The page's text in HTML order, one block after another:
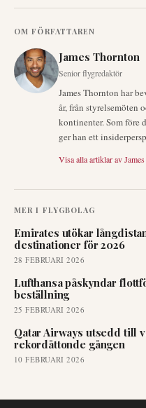
OM FÖRFATTAREN
James Thornton
Senior flygredaktör
James Thornton har
år, från styrelsemöten
kontinenter. Som före
ger han ett
Visa alla artiklar av
MER I FLYGBOLAG
Emirates utökar
destinationer för 2026
28 FEBRUARI 2026
Lufthansa påskyndar
beställning
25 FEBRUARI 2026
Qatar Airways utsedd till
rekordåttonde gången
10 FEBRUARI 2026